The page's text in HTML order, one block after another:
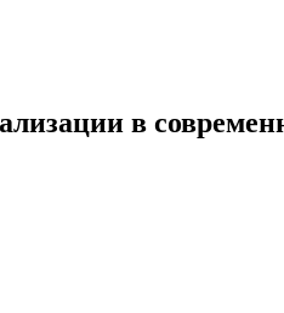
в